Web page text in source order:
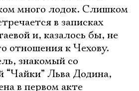
много лодок. Слишком
в записках
и, казалось бы, не
отношения к Чехову.
знакомый со
“Чайки” Льва Додина,
в первом акте